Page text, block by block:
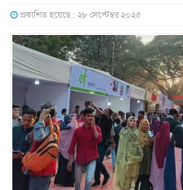
প্রকাশিত হয়েছে : ২৮ সেপ্টেম্বর ২০২৫